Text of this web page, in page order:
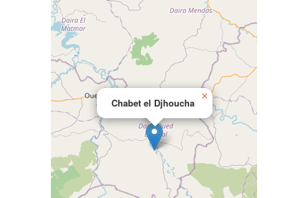
Chabet el Djhoucha
×